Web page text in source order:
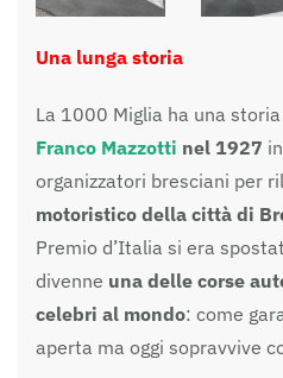
Una lunga storia
La 1000 Miglia ha una
Franco Mazzotti nel 1927
organizzatori bresciani per
motoristico della città di
Premio d’Italia si era
divenne una delle corse
celebri al mondo: come
aperta ma oggi sopravvive